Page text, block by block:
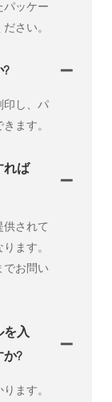
パッケー
さい。
?
印し、パ
ます。
れば
されて
ます。
でお問い
を入
か?
ます。